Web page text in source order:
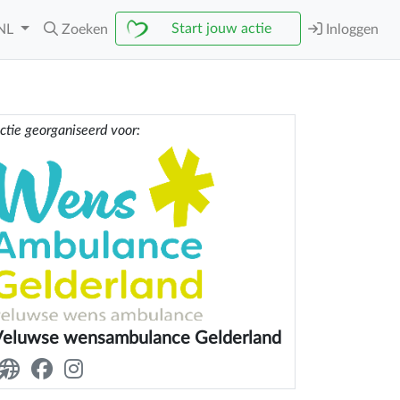
Zoeken Start jouw actie Inloggen
georganiseerd voor:
wensambulance Gelderland